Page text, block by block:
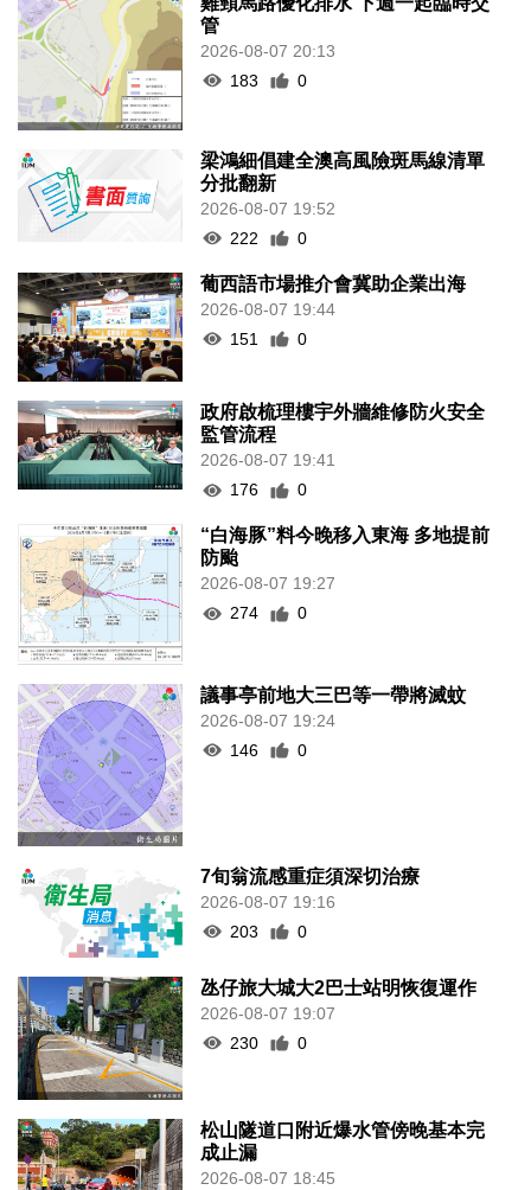
管
2026-08-07 20:13
183
0
梁鴻細倡建全澳高風險斑馬線清單
分批翻新
2026-08-07 19:52
222
0
葡西語市場推介會冀助企業出海
2026-08-07 19:44
151
0
政府啟梳理樓宇外牆維修防火安全
監管流程
2026-08-07 19:41
176
0
“白海豚”料今晚移入東海 多地提前
防颱
2026-08-07 19:27
274
0
議事亭前地大三巴等一帶將滅蚊
2026-08-07 19:24
146
0
7旬翁流感重症須深切治療
2026-08-07 19:16
203
0
氹仔旅大城大2巴士站明恢復運作
2026-08-07 19:07
230
0
松山隧道口附近爆水管傍晚基本完
成止漏
2026-08-07 18:45